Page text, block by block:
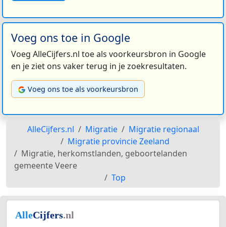
Voeg ons toe in Google
Voeg AlleCijfers.nl toe als voorkeursbron in Google
en je ziet ons vaker terug in je zoekresultaten.
Voeg ons toe als voorkeursbron
AlleCijfers.nl Migratie
Migratie regionaal
Migratie provincie Zeeland
Migratie, herkomstlanden, geboortelanden
gemeente Veere
Top